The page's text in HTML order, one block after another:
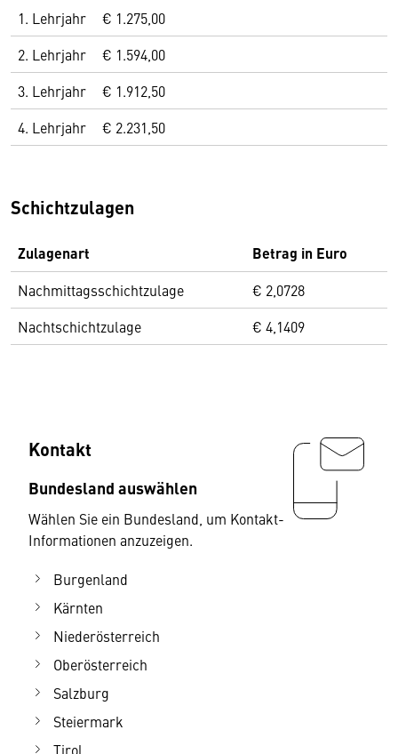
1. Lehrjahr
€ 1.275,00
2. Lehrjahr
€ 1.594,00
3. Lehrjahr
€ 1.912,50
4. Lehrjahr
€ 2.231,50
Schichtzulagen
Zulagenart Betrag in Euro
Nachmittagsschichtzulage
€ 2,0728
Nachtschichtzulage
€ 4,1409
Kontakt
Bundesland auswählen
Wählen Sie ein Bundesland, um Kontakt-
Informationen anzuzeigen.
Burgenland
Kärnten
Niederösterreich
Oberösterreich
Salzburg
Steiermark
Tirol